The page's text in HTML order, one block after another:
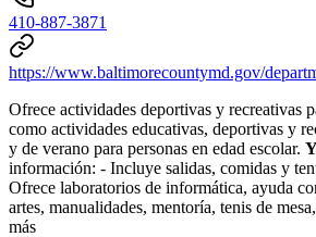
410-887-3871
https://www.baltimorecountymd.gov/
Ofrece actividades deportivas y recreativas
como actividades educativas, deportivas y
y de verano para personas en edad escolar.
información: - Incluye salidas, comidas y
Ofrece laboratorios de informática, ayuda
artes, manualidades, mentoría, tenis de
más